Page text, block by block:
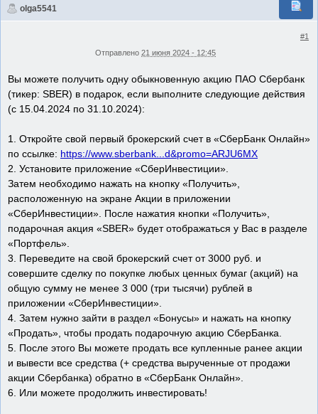
olga5541
#1
Отправлено 21 июня 2024 - 12:45
Вы можете получить одну обыкновенную акцию ПАО Сбербанк
(тикер: SBER) в подарок, если выполните следующие действия
(с 15.04.2024 по 31.10.2024):
1. Откройте свой первый брокерский счет в «СберБанк Онлайн»
по ссылке: https://www.sberbank...d&promo=ARJU6MX
2. Установите приложение «СберИнвестиции».
Затем необходимо нажать на кнопку «Получить»,
расположенную на экране Акции в приложении
«СберИнвестиции». После нажатия кнопки «Получить»,
подарочная акция «SBER» будет отображаться у Вас в разделе
«Портфель».
3. Переведите на свой брокерский счет от 3000 руб. и
совершите сделку по покупке любых ценных бумаг (акций) на
общую сумму не менее 3 000 (три тысячи) рублей в
приложении «СберИнвестиции».
4. Затем нужно зайти в раздел «Бонусы» и нажать на кнопку
«Продать», чтобы продать подарочную акцию СберБанка.
5. После этого Вы можете продать все купленные ранее акции
и вывести все средства (+ средства вырученные от продажи
акции Сбербанка) обратно в «СберБанк Онлайн».
6. Или можете продолжить инвестировать!